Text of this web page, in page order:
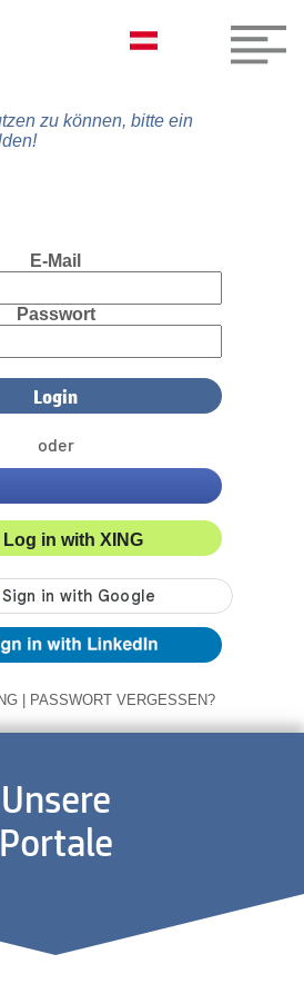
zu können, bitte ein
E-Mail
Passwort
oder
Log in with XING
| PASSWORT VERGESSEN?
Unsere
Portale